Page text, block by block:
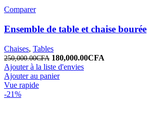
Comparer
Ensemble de table et chaise bourée
Chaises, Tables
250,000.00CFA 180,000.00CFA
Ajouter à la liste d'envies
Ajouter au panier
Vue rapide
-21%